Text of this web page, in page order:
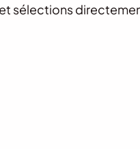
sélections